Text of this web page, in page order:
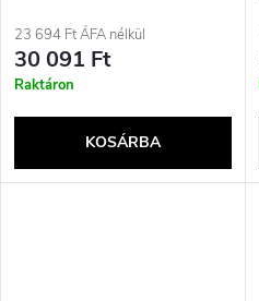
23 694 Ft ÁFA nélkül
30 091 Ft
Raktáron
KOSÁRBA